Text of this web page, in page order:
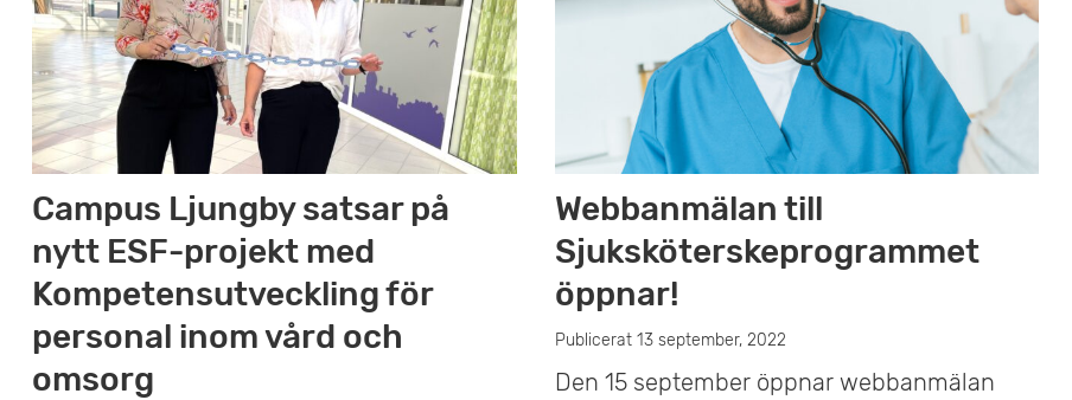
Campus Ljungby satsar på
nytt ESF-projekt med
Kompetensutveckling för
personal inom vård och
omsorg
Webbanmälan till
Sjuksköterskeprogrammet
öppnar!
Publicerat 13 september, 2022
Den 15 september öppnar webbanmälan